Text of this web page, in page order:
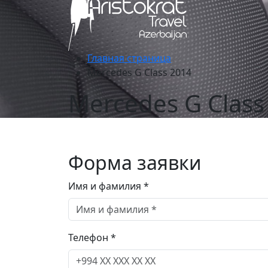
Главная страница
Mercedes G Class 2014
Mercedes G
Форма заявки
Имя и фамилия *
Телефон *